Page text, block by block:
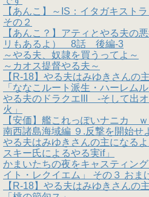
【あんこ】～IS：イタガキス
その２
【あんこ？】アティとやる夫の
リもあるよ） 8話 後編-3
～やる夫、奴隷を買うってよ～
～カオス提督やる夫～
【R-18】やる夫はみゆきさんの
「ななこルート派生・ハーレムル
やる夫のドラクエIII -そして出
火」
【安価】艦これっぽいナニカ
南西諸島海域編 ９.反撃を開始せ
やる夫はみゆきさんの主になる
スキー氏によるやる実if」
かまいたちの夜をキャスティン
イト・レクイエム」 その３ おま
【R-18】やる夫はみゆきさんの